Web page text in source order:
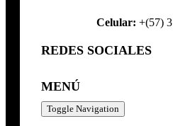
Celular: +(57)
REDES SOCIALES
MENÚ
Toggle Navigation